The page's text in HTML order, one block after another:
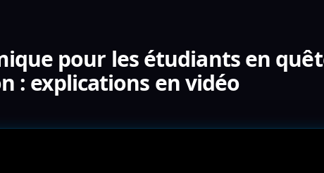
pour les étudiants en
: explications en vidéo